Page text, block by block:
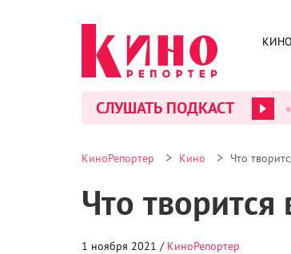
КИНО
СЛУШАТЬ ПОДКАСТ
КиноРепортер > Кино > Что
Что
1 ноября 2021 / КиноРепортер